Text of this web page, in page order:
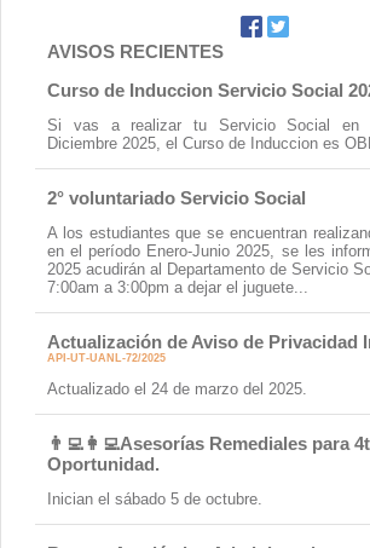
AVISOS RECIENTES
Curso de Induccion Servicio Social
Si vas a realizar tu Servicio Social en
Diciembre 2025, el Curso de Induccion es
2° voluntariado Servicio Social
A los estudiantes que se encuentran
en el período Enero-Junio 2025, se les
2025 acudirán al Departamento de Servicio
7:00am a 3:00pm a dejar el juguete...
Actualización de Aviso de Privacidad
API-UT-UANL-72/2025
Actualizado el 24 de marzo del 2025.
👨‍💻👩‍💻Asesorías Remediales para
Oportunidad.
Inician el sábado 5 de octubre.